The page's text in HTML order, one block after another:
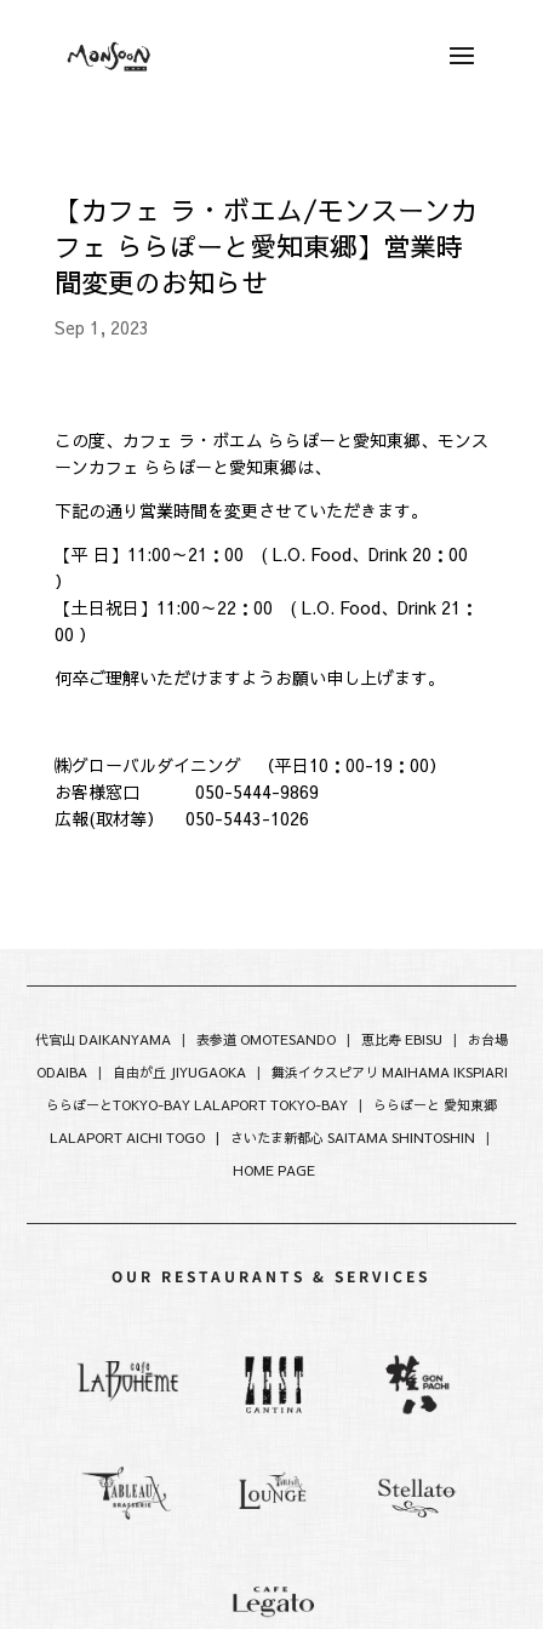
【カフェ ラ・ボエム/モンスーンカ
フェ ららぽーと愛知東郷】営業時
間変更のお知らせ
Sep 1, 2023
この度、カフェ ラ・ボエム ららぽーと愛知東郷、モンス
ーンカフェ ららぽーと愛知東郷は、
下記の通り営業時間を変更させていただきます。
【平 日】11:00～21：00 ( L.O. Food、Drink 20：00
）
【土日祝日】11:00～22：00 ( L.O. Food、Drink 21：
00 ）
何卒ご理解いただけますようお願い申し上げます。
㈱グローバルダイニング （平日10：00-19：00）
お客様窓口 050-5444-9869
広報(取材等） 050-5443-1026
代官山 DAIKANYAMA | 表参道 OMOTESANDO | 恵比寿 EBISU | お台場
ODAIBA| 自由が丘 JIYUGAOKA | 舞浜イクスピアリ MAIHAMA IKSPIARI
ららぽーとTOKYO-BAY LALAPORT TOKYO-BAY |
ららぽーと 愛知東郷
LALAPORT AICHI TOGO |
さいたま新都心 SAITAMA SHINTOSHIN |
HOME PAGE
OUR RESTAURANTS & SERVICES